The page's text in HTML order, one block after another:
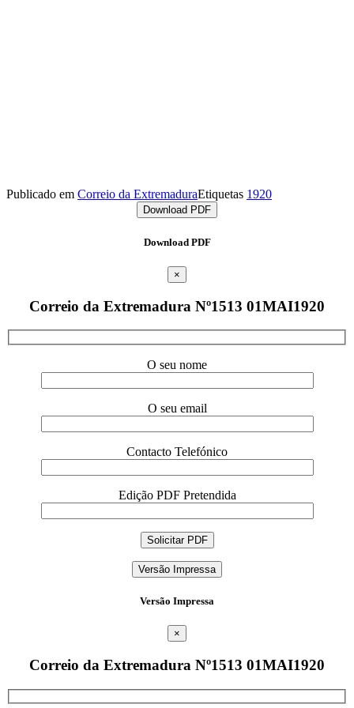
Publicado em Correio da ExtremaduraEtiquetas 1920
Download PDF
Download PDF
×
Correio da Extremadura Nº1513 01MAI1920
O seu nome
O seu email
Contacto Telefónico
Edição PDF Pretendida
Versão Impressa
Versão Impressa
×
Correio da Extremadura Nº1513 01MAI1920